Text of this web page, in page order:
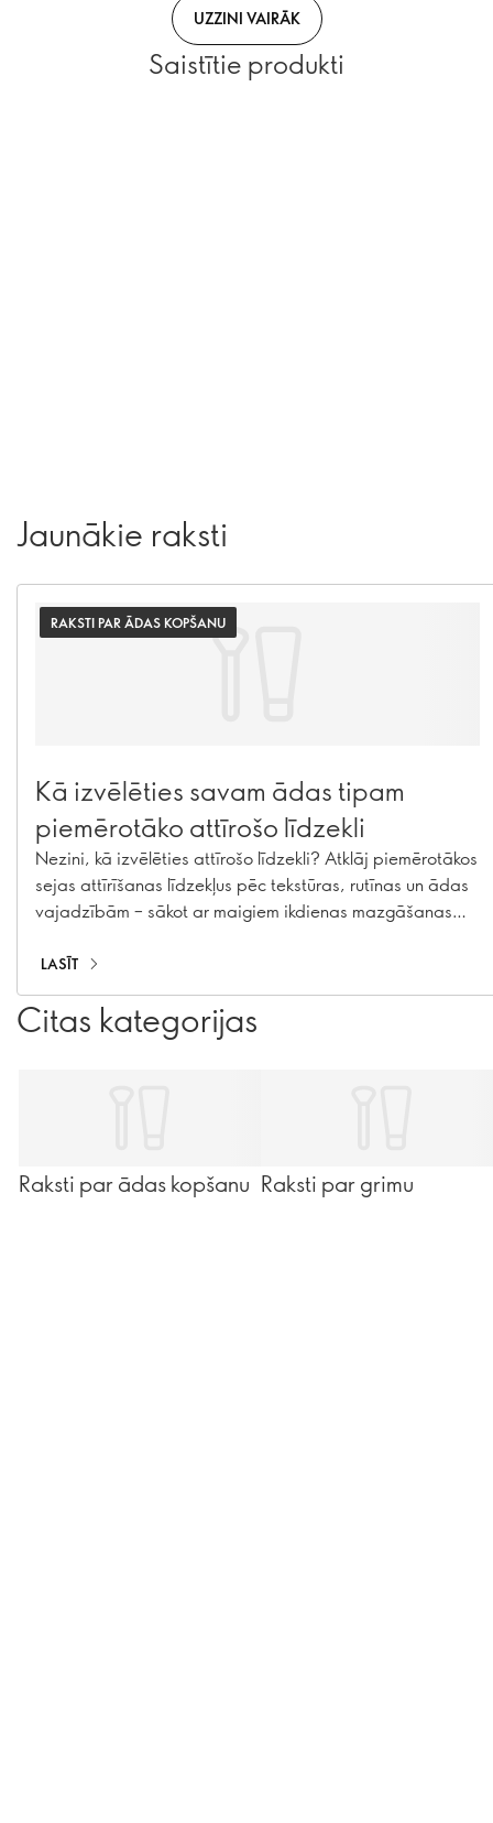
UZZINI VAIRĀK
Saistītie produkti
Jaunākie raksti
RAKSTI PAR ĀDAS KOPŠANU
Kā izvēlēties savam ādas tipam
piemērotāko attīrošo līdzekli
Nezini, kā izvēlēties attīrošo līdzekli? Atklāj piemērotākos
sejas attīrīšanas līdzekļus pēc tekstūras, rutīnas un ādas
vajadzībām – sākot ar maigiem ikdienas mazgāšanas
LASĪT
Citas kategorijas
Raksti par ādas kopšanu Raksti par grimu